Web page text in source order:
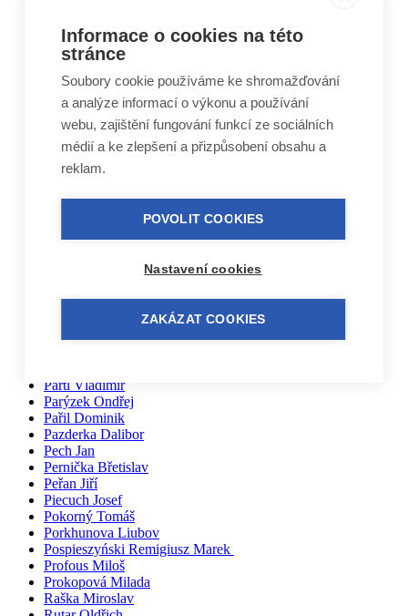
Lesák Jiří
Lukáš Miloslav
Macháček Jiří
Máca Karel
Málek Vlastimil
Matal Oldřich
Matyášek Ivo
Matyskiewiczová Lenka
Mikoláš Zdeněk
Moravec Jiří
Novák Jakub
Partl Vladimír
Parýzek Ondřej
Pařil Dominik
Pazderka Dalibor
Pech Jan
Pernička Břetislav
Peřan Jiří
Piecuch Josef
Pokorný Tomáš
Porkhunova Liubov
Pospieszyński Remigiusz Marek
Profous Miloš
Prokopová Milada
Raška Miroslav
Informace o cookies na této
stránce
Soubory cookie používáme ke shromažďování
a analýze informací o výkonu a používání
webu, zajištění fungování funkcí ze sociálních
médií a ke zlepšení a přizpůsobení obsahu a
reklam.
POVOLIT COOKIES
Nastavení cookies
ZAKÁZAT COOKIES